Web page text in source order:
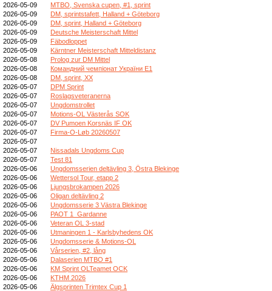
2026-05-09
MTBO, Svenska cupen, #1, sprint
2026-05-09
DM, sprintstafett, Halland + Göteborg
2026-05-09
DM, sprint, Halland + Göteborg
2026-05-09
Deutsche Meisterschaft Mittel
2026-05-09
Fäbodloppet
2026-05-09
Kärntner Meisterschaft Mitteldistanz
2026-05-08
Prolog zur DM Mittel
2026-05-08
Командний чемпіонат України E1
2026-05-08
DM, sprint, XX
2026-05-07
DPM Sprint
2026-05-07
Roslagsveteranerna
2026-05-07
Ungdomstrollet
2026-05-07
Motions-OL Västerås SOK
2026-05-07
DV Pumoen Korsnäs IF OK
2026-05-07
Firma-O-Løb 20260507
2026-05-07
2026-05-07
Nissadals Ungdoms Cup
2026-05-07
Test 81
2026-05-06
Ungdomsserien deltävling 3, Östra Blekinge
2026-05-06
Wettersol Tour, etapp 2
2026-05-06
Ljungsbrokampen 2026
2026-05-06
Oligan deltävling 2
2026-05-06
Ungdomsserie 3 Västra Blekinge
2026-05-06
PAOT 1_Gardanne
2026-05-06
Veteran OL 3-stad
2026-05-06
Utmaningen 1 - Karlsbyhedens OK
2026-05-06
Ungdomsserie & Motions-OL
2026-05-06
Vårserien, #2, lång
2026-05-06
Dalaserien MTBO #1
2026-05-06
KM Sprint OLTeamet OCK
2026-05-06
KTHM 2026
2026-05-06
Älgsprinten Trimtex Cup 1